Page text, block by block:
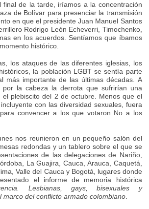
final de la tarde, iríamos a la concentración
de Bolívar para presenciar la transmisión
en que el presidente Juan Manuel Santos
Rodrigo León Echeverri, Timochenko,
en los acuerdos. Sentíamos que íbamos
histórico.
los ataques de las diferentes iglesias, los
la población LGBT se sentía parte
más importante de las últimas décadas. A
por la cabeza la derrota que sufrirían una
el plebiscito del 2 de octubre. Menos que el
con las diversidad sexuales, fuera
convencer a los que votaron No a los
nos reunieron en un pequeño salón del
redondas y un tablero sobre el que se
de las delegaciones de Nariño,
La Guajira, Cauca, Arauca, Caquetá,
Valle del Cauca y Bogotá, lugares donde
el informe de memoria histórica
Lesbianas, gays, bisexuales y
marco del conflicto armado colombiano